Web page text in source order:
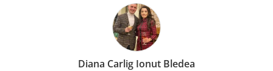
Diana Carlig Ionut Bledea